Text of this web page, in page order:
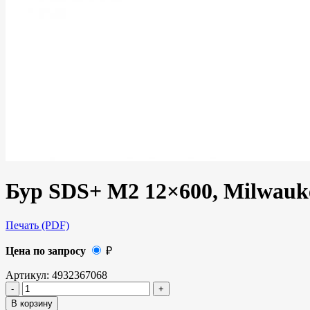
Бур SDS+ M2 12×600,
Печать (PDF)
Цена по запросу ₽
Артикул: 4932367068
В корзину